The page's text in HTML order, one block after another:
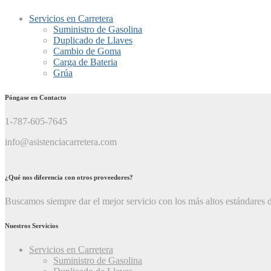
Servicios en Carretera
Suministro de Gasolina
Duplicado de Llaves
Cambio de Goma
Carga de Bateria
Grúa
Póngase en Contacto
1-787-605-7645
info@asistenciacarretera.com
¿Qué nos diferencia con otros proveedores?
Buscamos siempre dar el mejor servicio con los más altos estándares
Nuestros Servicios
Servicios en Carretera
Suministro de Gasolina